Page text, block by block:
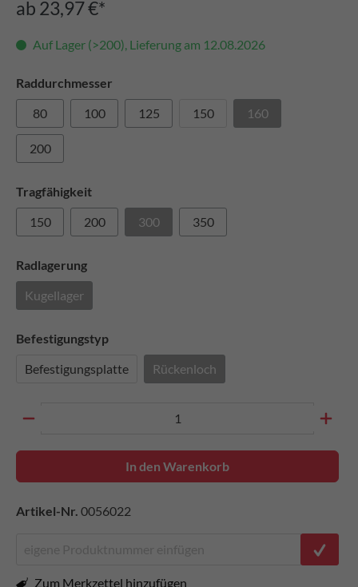
ab 23,97 €*
Auf Lager (>200), Lieferung am 12.08.2026
Raddurchmesser
80
100 125 150 160
200
Tragfähigkeit
150
200 300 350
Radlagerung
Kugellager
Befestigungstyp
Befestigungsplatte
Rückenloch
In den Warenkorb
Artikel-Nr. 0056022
Zum Merkzettel hinzufügen